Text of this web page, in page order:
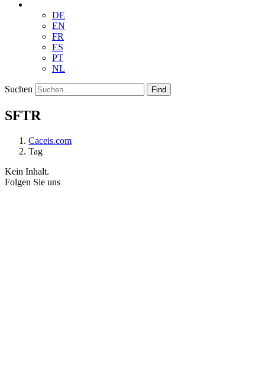
DE
EN
FR
ES
PT
NL
Suchen Find
SFTR
Caceis.com
Tag
Kein Inhalt.
Folgen Sie uns